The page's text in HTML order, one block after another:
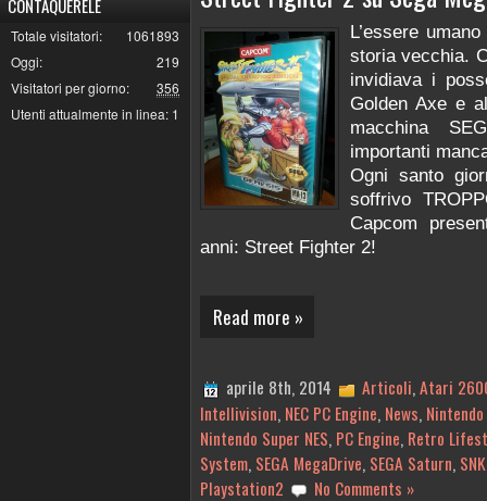
CONTAQUERELE
1061893
Totale visitatori:
219
Oggi:
356
Visitatori per giorno:
1
Utenti attualmente in linea:
L’essere
storia vecchia.
invidiava i
Golden Axe e
macchina
importanti
Ogni santo
soffrivo
Capcom
anni: Street Fighter 2!
Read more »
aprile 8th, 2014 Articoli, Atari
Intellivision, NEC PC Engine, News,
Nintendo Super NES, PC Engine, Retro
System, SEGA MegaDrive, SEGA Saturn,
Playstation2
No Comments »